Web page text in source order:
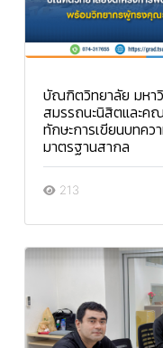
บัณฑิตวิทยาลัย มหา
สมรรถนะนิสิตและค
ทักษะการเขียนบทค
มาตรฐานสากล
213